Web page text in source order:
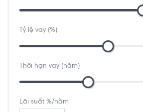
Tỷ lệ vay (%)
Thời hạn vay (năm)
Lãi suất %/năm